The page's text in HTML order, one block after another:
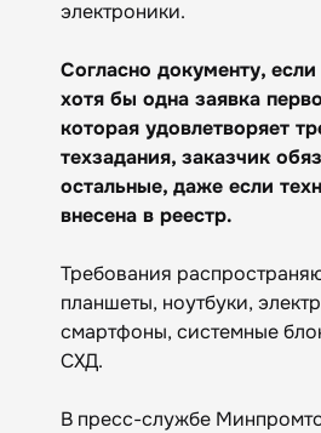
электроники.
Согласно документу,
хотя бы одна заявка
которая удовлетворяет
техзадания, заказчик
остальные, даже если
внесена в реестр.
Требования
планшеты, ноутбуки,
смартфоны, системные
СХД.
В пресс-службе